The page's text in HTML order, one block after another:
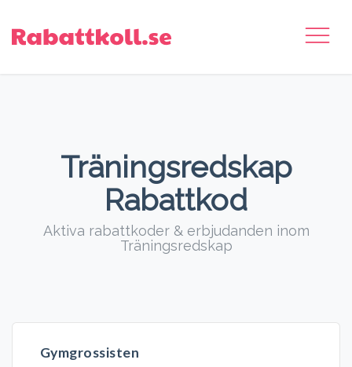
Träningsredskap
Rabattkod
Aktiva rabattkoder & erbjudanden inom
Träningsredskap
Gymgrossisten